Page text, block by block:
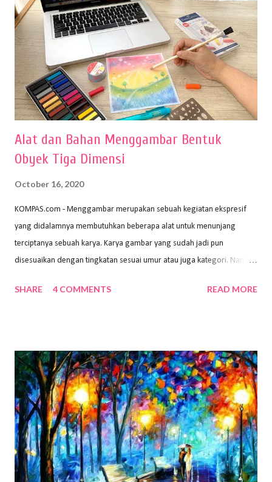
Alat dan Bahan Menggambar Bentuk
Obyek Tiga Dimensi
October 16, 2020
KOMPAS.com - Menggambar merupakan sebuah kegiatan ekspresif
yang didalamnya membutuhkan beberapa alat untuk menunjang
terciptanya sebuah karya. Karya gambar yang sudah jadi pun
disesuaikan dengan tingkatan sesuai umur atau juga kategori. Namun,
sehingga hasilnya bisa dilihat. Peran alat dan bahan sangat
memiliki spesifikasi berbeda sesuai jenisnya. Berikut peralatan
menggambar bentuk: 1. Kertas Gambar Kegiatan menggambar
membutuhkan kertas yang baik agar proses pembuatan gambar lebih
nyaman dan maksimal. Bahan kertas yang baik salah satu syaratnya
adalah tidak mudah sobek, mengingat menggambar merupakan
proses menggores dan menghapus. Kertas adalah bahan yang paling
ideal digunakan untuk menggambar. Dalam menggambar
SHARE 4 COMMENTS READ MORE